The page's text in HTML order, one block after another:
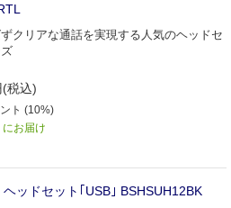
クリアな通話を実現する人気のヘッドセ
(税込)
ト (10%)
お届け
ヘッドセット｢USB｣ BSHSUH12BK